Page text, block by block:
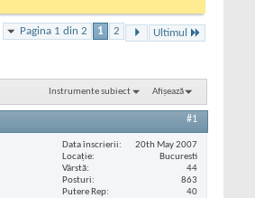
Pagina 1 din 2 1 2 Ultimul
Instrumente subiect Afișează
#1
Data înscrierii
20th May 2007
Locaţie
Bucuresti
Vârstă
44
Posturi
863
Putere Rep
40